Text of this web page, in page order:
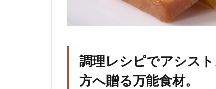
調理レシピでアシス
方へ贈る万能食材。